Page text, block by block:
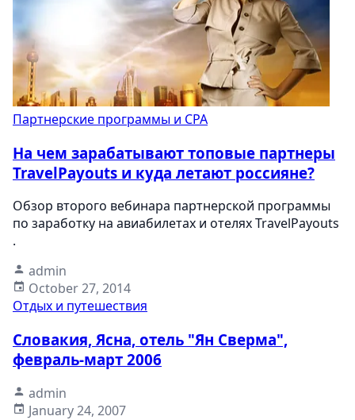
Партнерские программы и CPA
На чем зарабатывают топовые партнеры
TravelPayouts и куда летают россияне?
Обзор второго вебинара партнерской программы
по заработку на авиабилетах и отелях TravelPayouts
.
admin
October 27, 2014
Отдых и путешествия
Словакия, Ясна, отель "Ян Сверма",
февраль-март 2006
admin
January 24, 2007